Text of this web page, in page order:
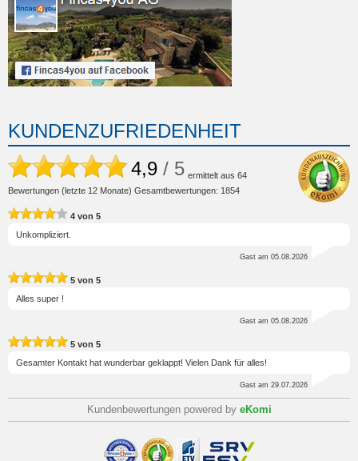
KUNDENZUFRIEDENHEIT
4,9 / 5 ermittelt aus 64
Bewertungen (letzte 12 Monate) Gesamtbewertungen: 1854
4 von 5
Unkompliziert.
Gast am 05.08.2026
5 von 5
Alles super !
Gast am 05.08.2026
5 von 5
Gesamter Kontakt hat wunderbar geklappt! Vielen Dank für alles!
Gast am 29.07.2026
Kundenbewertungen powered by eKomi